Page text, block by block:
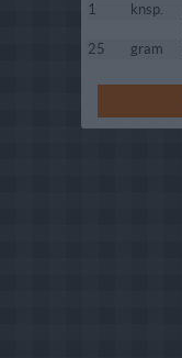
1
knsp.
25
gram